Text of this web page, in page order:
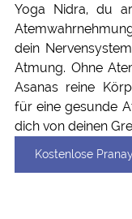
Yoga Nidra, du
dein
Atmung. Ohne
Asanas reine
für eine gesunde
dich von deinen
Kostenlose